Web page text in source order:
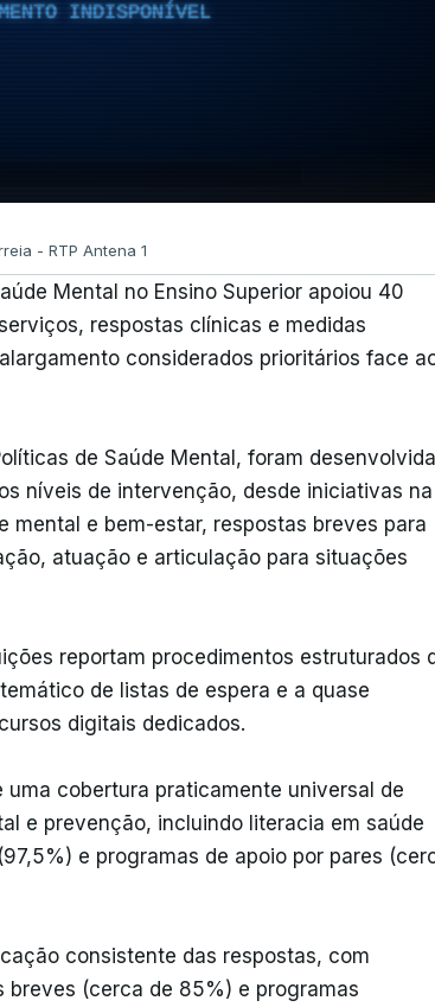
INDISPONÍVEL
- RTP Antena 1
Mental no Ensino Superior apoiou 40
respostas clínicas e medidas
considerados prioritários face
de Saúde Mental, foram
níveis de intervenção, desde iniciativas na
mental e bem-estar, respostas breves para
atuação e articulação para situações
reportam procedimentos estruturados
de listas de espera e a quase
digitais dedicados.
cobertura praticamente universal de
e prevenção, incluindo literacia em saúde
e programas de apoio por pares
consistente das respostas, com
(cerca de 85%) e programas